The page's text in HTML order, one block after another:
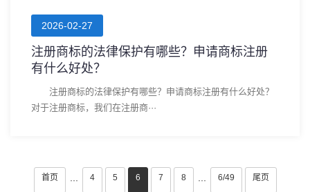
2026-02-27
注册商标的法律保护有哪些？申请商标注册
有什么好处？
注册商标的法律保护有哪些？申请商标注册有什么好处？
对于注册商标，我们在注册商···
首页 ··· 4 5 6 7 8 ··· 6/49 尾页